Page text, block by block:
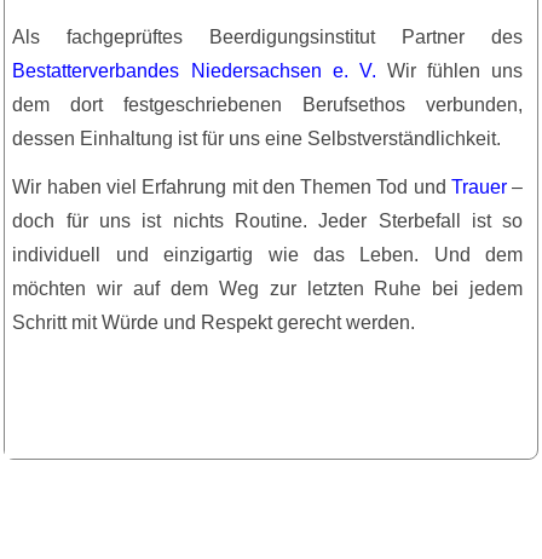
Als fachgeprüftes Beerdigungsinstitut Partner des
Bestatterverbandes Niedersachsen e. V. Wir fühlen uns
dem dort festgeschriebenen Berufsethos verbunden,
dessen Einhaltung ist für uns eine Selbstverständlichkeit.
Wir haben viel Erfahrung mit den Themen Tod und Trauer–
doch für uns ist nichts Routine. Jeder Sterbefall ist so
individuell und einzigartig wie das Leben. Und dem
möchten wir auf dem Weg zur letzten Ruhe bei jedem
Schritt mit Würde und Respekt gerecht werden.